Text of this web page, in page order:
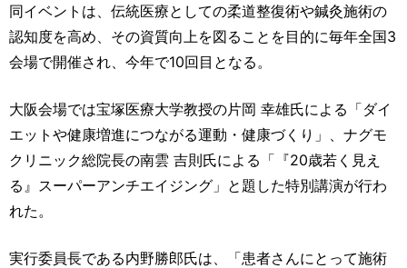
同イベントは、伝統医療としての柔道整復術や鍼灸施術の
認知度を高め、その資質向上を図ることを目的に毎年全国3
会場で開催され、今年で10回目となる。
大阪会場では宝塚医療大学教授の片岡 幸雄氏による「ダイ
エットや健康増進につながる運動・健康づくり」、ナグモ
クリニック総院長の南雲 吉則氏による「『20歳若く見え
る』スーパーアンチエイジング」と題した特別講演が行わ
れた。
実行委員長である内野勝郎氏は、「患者さんにとって施術